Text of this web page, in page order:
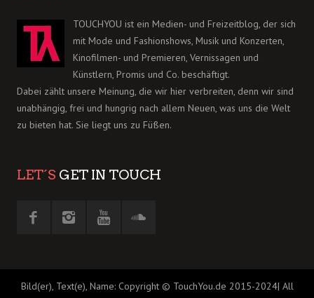
TOUCHYOU ist ein Medien- und Freizeitblog, der sich
mit Mode und Fashionshows, Musik und Konzerten,
Kinofilmen- und Premieren, Vernissagen und
Künstlern, Promis und Co. beschäftigt.
Dabei zählt unsere Meinung, die wir hier verbreiten, denn wir sind
unabhängig, frei und hungrig nach allem Neuen, was uns die Welt
zu bieten hat. Sie liegt uns zu Füßen.
LET´S GET IN TOUCH
Bild(er), Text(e), Name: Copyright © TouchYou.de 2015-2024| All